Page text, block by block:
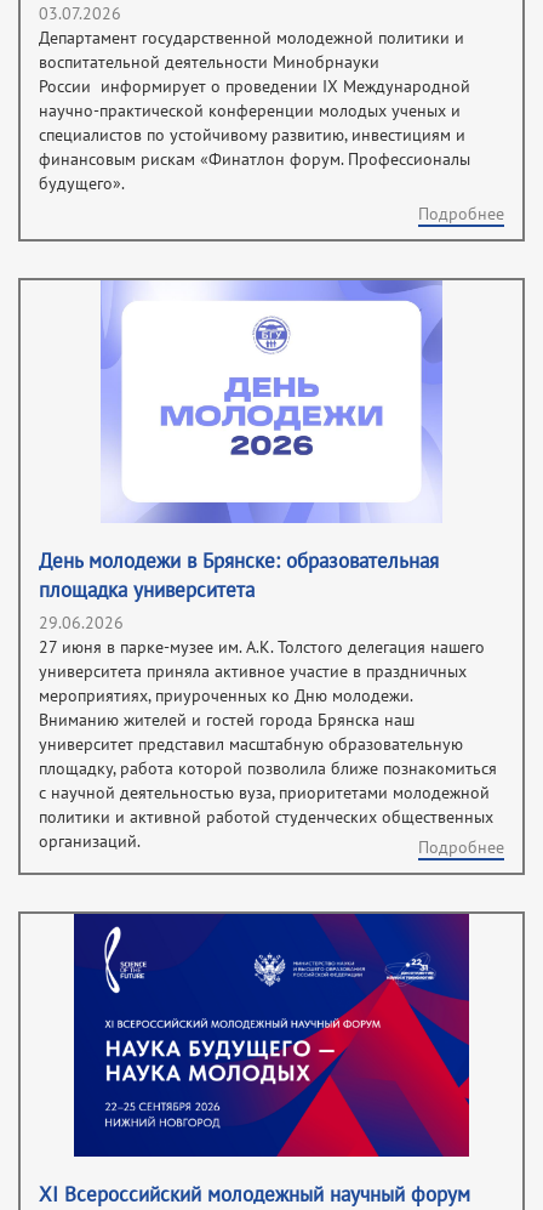
03.07.2026
Департамент государственной молодежной политики и
воспитательной деятельности Минобрнауки
России информирует о проведении IX Международной
научно-практической конференции молодых ученых и
специалистов по устойчивому развитию, инвестициям и
финансовым рискам «Финатлон форум. Профессионалы
будущего».
Подробнее
День молодежи в Брянске: образовательная
площадка университета
29.06.2026
27 июня в парке-музее им. А.К. Толстого делегация нашего
университета приняла активное участие в праздничных
мероприятиях, приуроченных ко Дню молодежи.
Вниманию жителей и гостей города Брянска наш
университет представил масштабную образовательную
площадку, работа которой позволила ближе познакомиться
с научной деятельностью вуза, приоритетами молодежной
политики и активной работой студенческих общественных
организаций.
Подробнее
XI Всероссийский молодежный научный форум